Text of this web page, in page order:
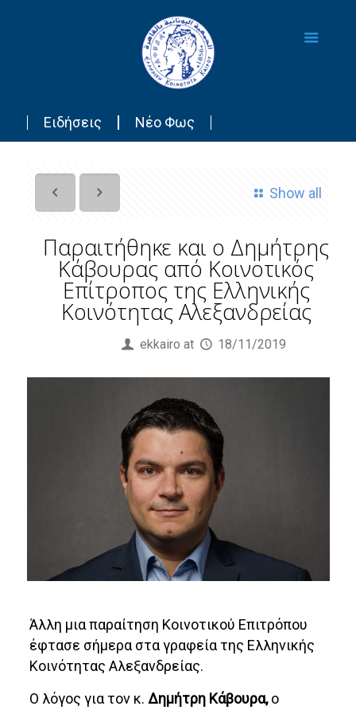
Ειδήσεις Νέο Φως
Show all
Παραιτήθηκε και ο Δημήτρης
Κάβουρας από Κοινοτικός
Επίτροπος της Ελληνικής
Κοινότητας Αλεξανδρείας
ekkairo at 18/11/2019
Άλλη μια παραίτηση Κοινοτικού Επιτρόπου
έφτασε σήμερα στα γραφεία της Ελληνικής
Κοινότητας Αλεξανδρείας.
Ο λόγος για τον κ. Δημήτρη Κάβουρα,ο